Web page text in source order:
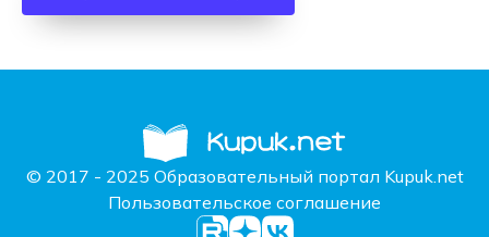
© 2017 - 2025 Образовательный портал Kupuk.net
Пользовательское соглашение